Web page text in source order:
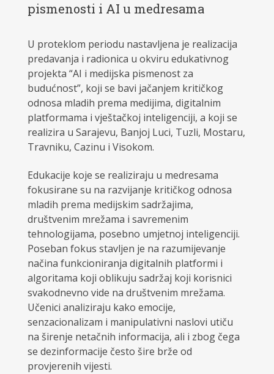
pismenosti i AI u medresama
U proteklom periodu nastavljena je realizacija
predavanja i radionica u okviru edukativnog
projekta “AI i medijska pismenost za
budućnost”, koji se bavi jačanjem kritičkog
odnosa mladih prema medijima, digitalnim
platformama i vještačkoj inteligenciji, a koji se
realizira u Sarajevu, Banjoj Luci, Tuzli, Mostaru,
Travniku, Cazinu i Visokom.
Edukacije koje se realiziraju u medresama
fokusirane su na razvijanje kritičkog odnosa
mladih prema medijskim sadržajima,
društvenim mrežama i savremenim
tehnologijama, posebno umjetnoj inteligenciji.
Poseban fokus stavljen je na razumijevanje
načina funkcioniranja digitalnih platformi i
algoritama koji oblikuju sadržaj koji korisnici
svakodnevno vide na društvenim mrežama.
Učenici analiziraju kako emocije,
senzacionalizam i manipulativni naslovi utiču
na širenje netačnih informacija, ali i zbog čega
se dezinformacije često šire brže od
provjerenih vijesti.